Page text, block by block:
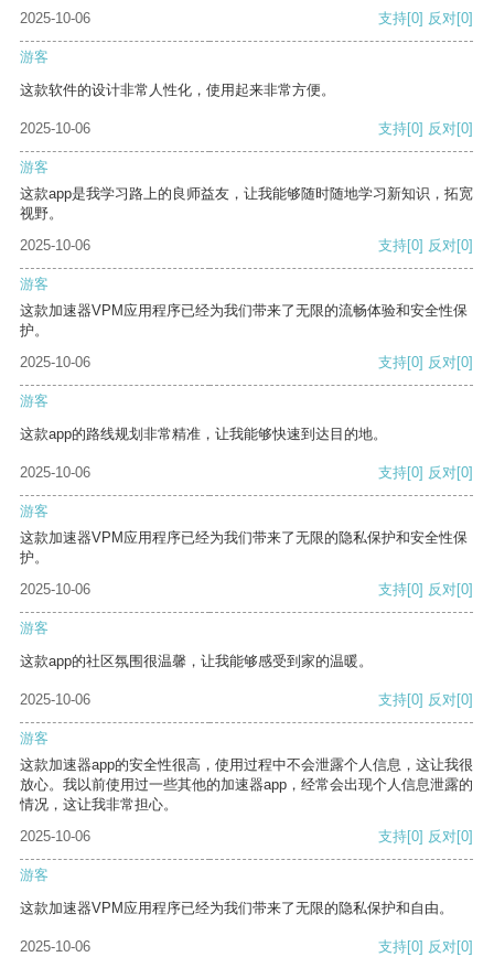
2025-10-06
支持[0] 反对[0]
游客
这款软件的设计非常人性化，使用起来非常方便。
2025-10-06 支持[0] 反对[0]
游客
这款app是我学习路上的良师益友，让我能够随时随地学习新知识，拓宽
视野。
2025-10-06
支持[0] 反对[0]
游客
这款加速器VPM应用程序已经为我们带来了无限的流畅体验和安全性保
护。
2025-10-06
支持[0] 反对[0]
游客
这款app的路线规划非常精准，让我能够快速到达目的地。
2025-10-06 支持[0] 反对[0]
游客
这款加速器VPM应用程序已经为我们带来了无限的隐私保护和安全性保
护。
2025-10-06
支持[0] 反对[0]
游客
这款app的社区氛围很温馨，让我能够感受到家的温暖。
2025-10-06 支持[0] 反对[0]
游客
这款加速器app的安全性很高，使用过程中不会泄露个人信息，这让我很
放心。我以前使用过一些其他的加速器app，经常会出现个人信息泄露的
情况，这让我非常担心。
2025-10-06
支持[0] 反对[0]
游客
这款加速器VPM应用程序已经为我们带来了无限的隐私保护和自由。
2025-10-06 支持[0] 反对[0]